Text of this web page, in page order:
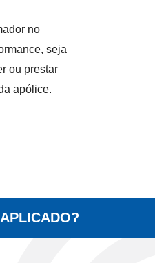
no
seja
ou prestar
apólice.